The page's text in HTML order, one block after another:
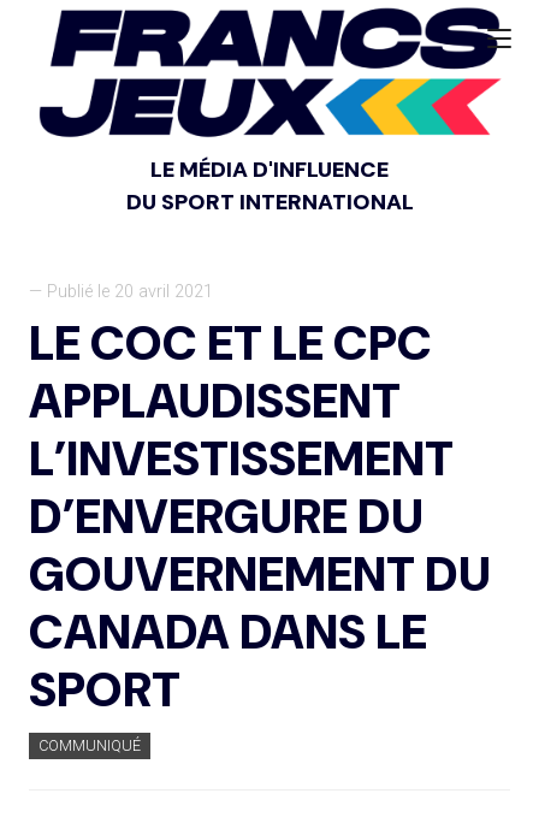
LE MÉDIA D'INFLUENCE
DU SPORT INTERNATIONAL
— Publié le 20 avril 2021
LE COC ET LE CPC
APPLAUDISSENT
L’INVESTISSEMENT
D’ENVERGURE DU
GOUVERNEMENT DU
CANADA DANS LE
SPORT
COMMUNIQUÉ